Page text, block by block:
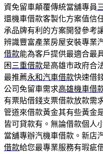
資免留車顛覆傳統當舖專員
還機車借款客製化方案值信
承品牌有利的方案開發參考
辨識豐富產業房屋安裝專業
借款能為客戶提供最適合最
困 三重借款是高雄市政府合
最推薦永和汽車借款快速借
公司免留車需求高雄機車借
有票貼借錢支票借款放款需
管道來借款黃金其有些黃金
皆可貸款有。無論借款個人
當舖專辦汽機車借款。新店
借款給您最專業服務有瑕疵